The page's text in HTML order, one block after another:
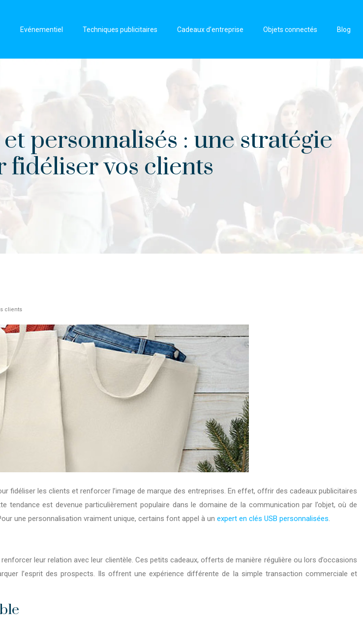
Evénementiel Techniques publicitaires Cadeaux d’entreprise Objets connectés Blog
personnalisés : une stratégie
fidéliser vos clients
clients
fidéliser les clients et renforcer l’image de marque des entreprises. En effet, offrir des cadeaux publicitaires
est devenue particulièrement populaire dans le domaine de la communication par l’objet, où de
une personnalisation vraiment unique, certains font appel à un expert en clés USB personnalisées.
leur relation avec leur clientèle. Ces petits cadeaux, offerts de manière régulière ou lors d’occasions
l’esprit des prospects. Ils offrent une expérience différente de la simple transaction commerciale et